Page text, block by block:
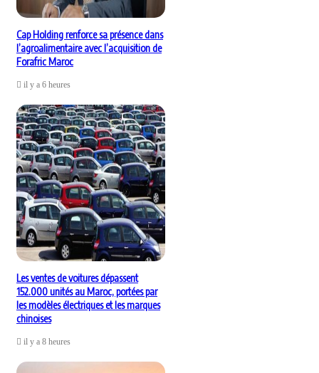
Cap Holding renforce sa présence dans
l’agroalimentaire avec l’acquisition de
Forafric Maroc
il y a 6 heures
Les ventes de voitures dépassent
152.000 unités au Maroc, portées par
les modèles électriques et les marques
chinoises
il y a 8 heures